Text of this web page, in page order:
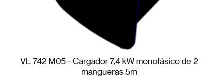
VE 742 M05 - Cargador 7,4 kW monofásico de 2
mangueras 5m